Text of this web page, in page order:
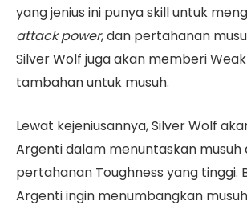
yang jenius ini punya skill untuk
attack power, dan pertahanan
Silver Wolf juga akan memberi
tambahan untuk musuh.
Lewat kejeniusannya, Silver Wolf
Argenti dalam menuntaskan musuh
pertahanan Toughness yang tinggi.
Argenti ingin menumbangkan